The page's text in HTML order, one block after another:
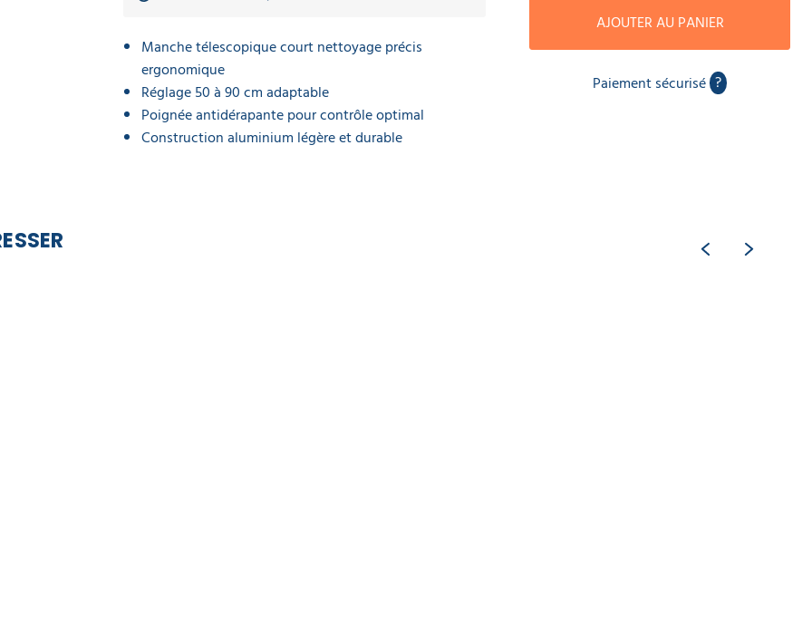
Manche télescopique court nettoyage précis
ergonomique
Réglage 50 à 90 cm adaptable
Poignée antidérapante pour contrôle optimal
Construction aluminium légère et durable
AJOUTER AU PANIER
Paiement sécurisé ?